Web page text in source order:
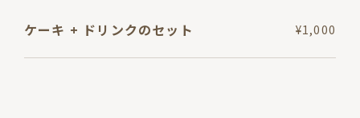
ケーキ + ドリンクのセット ¥1,000